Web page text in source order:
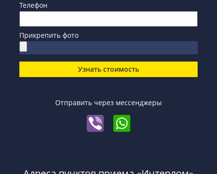
Телефон
Прикрепить фото
Узнать стоимость
Отправить через мессенджеры